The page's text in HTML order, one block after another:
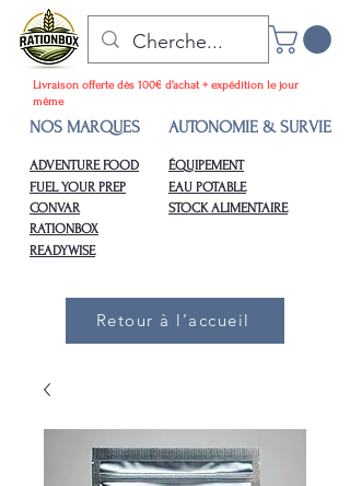
Livraison offerte dès 100€ d’achat + expédition le jour
même
NOS MARQUES
ADVENTURE FOOD
FUEL YOUR PREP
RATIONBOX
READYWISE
CONVAR
AUTONOMIE & SURVIE
ÉQUIPEMENT
EAU POTABLE
STOCK ALIMENTAIRE
Retour à l’accueil